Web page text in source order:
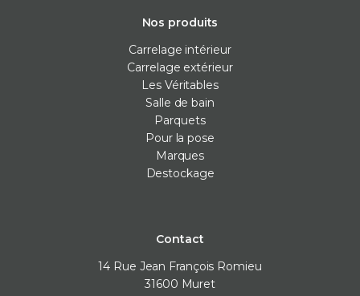
Nos produits
Carrelage intérieur
Carrelage extérieur
Les Véritables
Salle de bain
Parquets
Pour la pose
Marques
Destockage
Contact
14 Rue Jean François Romieu
31600 Muret